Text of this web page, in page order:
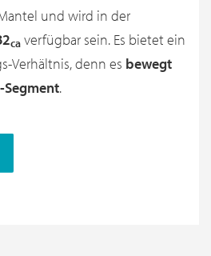
und wird in der
ca verfügbar sein. Es bietet ein
Verhältnis, denn es bewegt
-Segment.